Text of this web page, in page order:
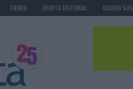
TIENDA OFERTA EDITORIAL QUIERO